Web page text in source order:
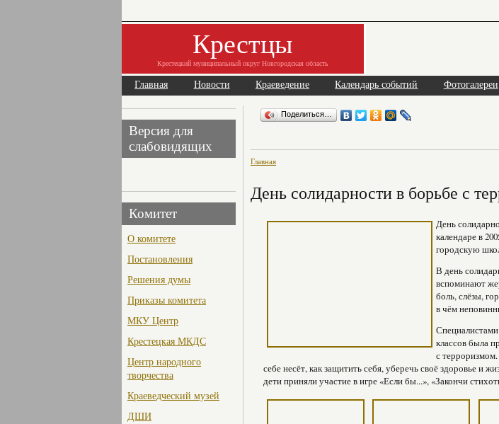
Крестцы
Крестецкий муниципальный округ Новгородская область
Главная Новости Краеведение Календарь событий Фотогалереи
Версия для
слабовидящих
Комитет
О комитете
Постановления
Решения думы
Приказы комитета
МКУ Центр
Крестецкая МКДС
Центр народного
творчества
Краеведческий музей
ДШИ
Поделиться…
Главная
День солидарности в борьбе с
День
календаре в
городскую
В день
вспоминают
боль, слёзы,
в чём
классов была
с
себе несёт, как защитить себя, уберечь своё здоровье и
дети приняли участие в игре «Если бы...», «Закончи